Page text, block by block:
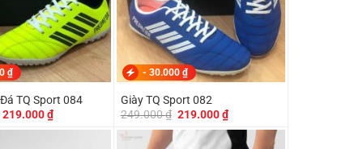
₫
TQ Sport 084
Giá
219.000₫Giá
hiện
- 30.000 ₫
Giày TQ Sport 082
249.000₫ Giá
là:
249.000 ₫.
219.000₫Giá
hiện
tại
là: